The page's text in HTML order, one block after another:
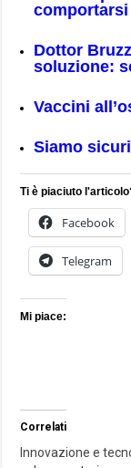
comportarsi
Dottor
soluzione:
Vaccini
Siamo
Ti è piaciuto
Facebook
Telegram
Mi piace:
Correlati
Innovazione e